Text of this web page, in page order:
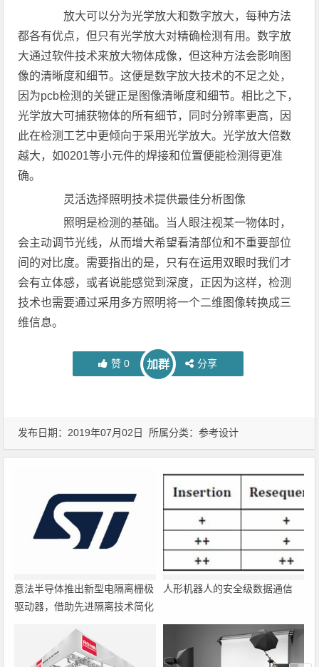
放大可以分为光学放大和数字放大，每种方法
都各有优点，但只有光学放大对精确检测有用。数字放
大通过软件技术来放大物体成像，但这种方法会影响图
像的清晰度和细节。这便是数字放大技术的不足之处，
因为pcb检测的关键正是图像清晰度和细节。相比之下，
光学放大可捕获物体的所有细节，同时分辨率更高，因
此在检测工艺中更倾向于采用光学放大。光学放大倍数
越大，如0201等小元件的焊接和位置便能检测得更准
确。
灵活选择照明技术提供最佳分析图像
照明是检测的基础。当人眼注视某一物体时，
会主动调节光线，从而增大希望看清部位和不重要部位
间的对比度。需要指出的是，只有在运用双眼时我们才
会有立体感，或者说能感觉到深度，正因为这样，检测
技术也需要通过采用多方照明将一个二维图像转换成三
维信息。
赞 0 加群 分享
发布日期：2019年07月02日 所属分类：参考设计
意法半导体推出新型电隔离栅极
驱动器，借助先进隔离技术简化
人形机器人的安全级数据通信